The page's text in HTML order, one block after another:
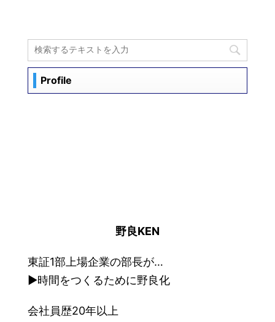
Profile
野良KEN
東証1部上場企業の部長が…
▶︎時間をつくるために野良化
会社員歴20年以上